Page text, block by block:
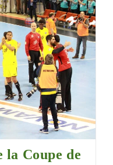
la Coupe de